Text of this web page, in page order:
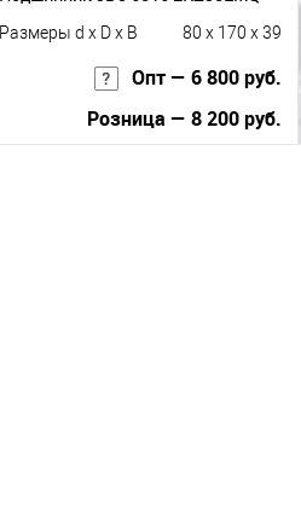
Размеры d x D x B
80 x 170 x 39
Опт — 6 800 руб.
Розница — 8 200 руб.